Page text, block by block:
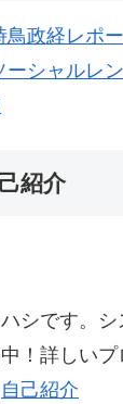
鳥政経レポ
ーシャルレ
紹介
シです。
！詳しい
自己紹介